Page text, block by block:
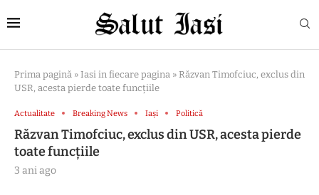
Prima pagină » Iasi in fiecare pagina » Răzvan Timofciuc, exclus din
USR, acesta pierde toate funcțiile
Actualitate Breaking News Iași Politică
Răzvan Timofciuc, exclus din USR, acesta pierde
toate funcțiile
3 ani ago